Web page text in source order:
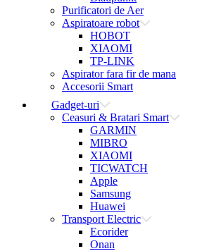
Purificatori de Aer
Aspiratoare robot
HOBOT
XIAOMI
TP-LINK
Aspirator fara fir de mana
Accesorii Smart
Gadget-uri
Ceasuri & Bratari Smart
GARMIN
MIBRO
XIAOMI
TICWATCH
Apple
Samsung
Huawei
Transport Electric
Ecorider
Onan